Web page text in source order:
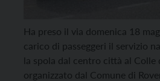
Ha preso il via domenica 18
carico di passeggeri il servizio
la spola dal centro città al Colle
organizzato dal Comune di